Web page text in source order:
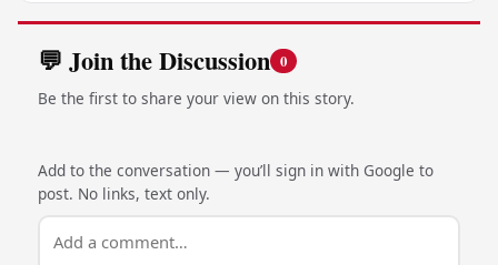
💬 Join the Discussion 0
Be the first to share your view on this story.
Add to the conversation — you’ll sign in with Google to
post. No links, text only.